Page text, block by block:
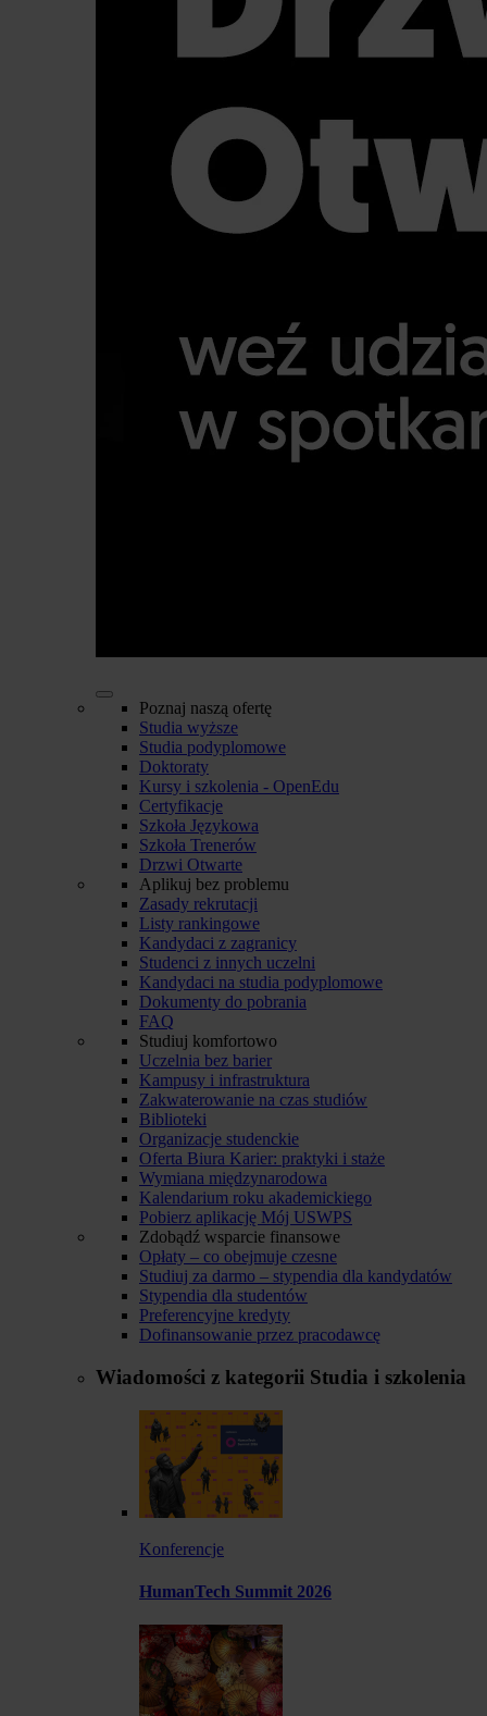
Poznaj naszą ofertę
Studia wyższe
Studia podyplomowe
Doktoraty
Kursy i szkolenia - OpenEdu
Certyfikacje
Szkoła Językowa
Szkoła Trenerów
Drzwi Otwarte
Aplikuj bez problemu
Zasady rekrutacji
Listy rankingowe
Kandydaci z zagranicy
Studenci z innych uczelni
Kandydaci na studia podyplomowe
Dokumenty do pobrania
FAQ
Studiuj komfortowo
Uczelnia bez barier
Kampusy i infrastruktura
Zakwaterowanie na czas studiów
Biblioteki
Organizacje studenckie
Oferta Biura Karier: praktyki i staże
Wymiana międzynarodowa
Kalendarium roku akademickiego
Pobierz aplikację Mój USWPS
Zdobądź wsparcie finansowe
Opłaty – co obejmuje czesne
Studiuj za darmo – stypendia dla kandydatów
Stypendia dla studentów
Preferencyjne kredyty
Dofinansowanie przez pracodawcę
Wiadomości z kategorii Studia i szkolenia
Konferencje
HumanTech Summit 2026